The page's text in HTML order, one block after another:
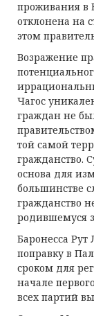
проживания в
отклонена на
этом
Возражение
Чагос
граждан не
той самой
гражданство.
основа для
большинстве
гражданство
родившемуся
Баронесса Рут
поправку в
сроком для
начале
всех партий